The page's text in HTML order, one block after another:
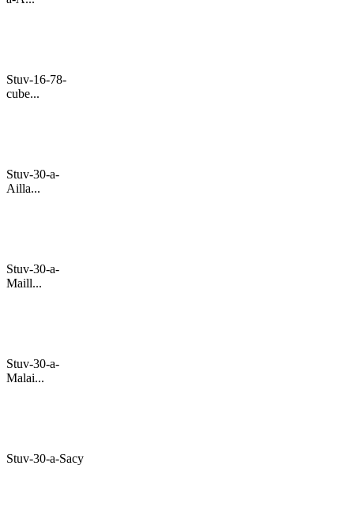
Stuv-16-78-
cube...
Stuv-30-a-
Ailla...
Stuv-30-a-
Maill...
Stuv-30-a-
Malai...
Stuv-30-a-Sacy